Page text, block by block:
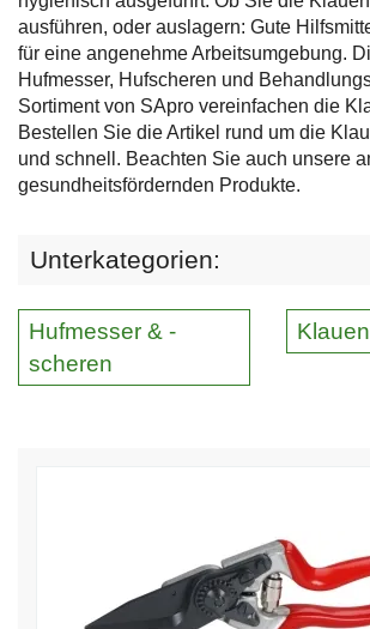
ausführen, oder auslagern: Gute
für eine angenehme Arbeitsumgebung.
Hufmesser, Hufscheren und
Sortiment von SApro vereinfachen die
Bestellen Sie die Artikel rund um die
und schnell. Beachten Sie auch unsere
gesundheitsfördernden Produkte.
Unterkategorien:
Hufmesser & -
scheren